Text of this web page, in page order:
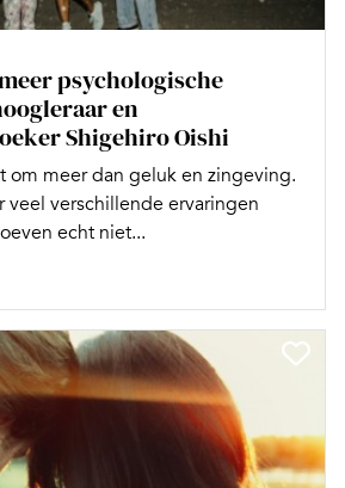
psychologische
en
Shigehiro Oishi
om meer dan geluk en zingeving.
veel verschillende ervaringen
echt niet...